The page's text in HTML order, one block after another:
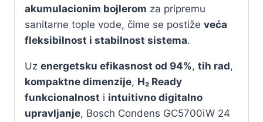
akumulacionim bojlerom za pripremu
sanitarne tople vode, čime se postiže veća
fleksibilnost i stabilnost sistema.
Uz energetsku efikasnost od 94%, tih rad,
kompaktne dimenzije, H₂ Ready
funkcionalnost i intuitivno digitalno
upravljanje, Bosch Condens GC5700iW 24